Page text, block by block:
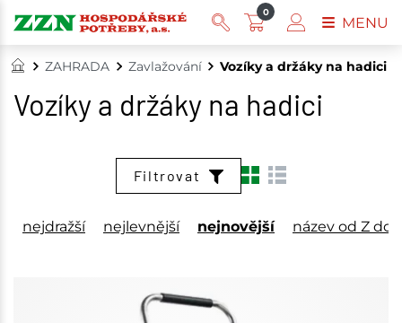
ZAHRADA Zavlažování Vozíky a držáky na hadici
Vozíky a držáky na hadici
Filtrovat
nejdražší nejlevnější nejnovější název od Z do
0
MENU